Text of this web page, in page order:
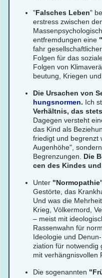
"Falsches Leben"
erstress zwischen
entfremdungen eine
fahr
Folgen für das
Folgen von
beutung, Kriegen
Die Ursachen von
hungsnormen. Ich
Verhältnis, das
Dagegen versteht
das Kind als
friedigt und begrenzt
Augenhöhe",
Begrenzungen. Die
cen des Kindes
Unter
Gestörte, das
Und was die
Krieg, Völkermord,
– meist mit
Rassenwahn für
Ideologie und Denun-
ziation für notwendig
mit verhängnisvollen
Die sogenannten